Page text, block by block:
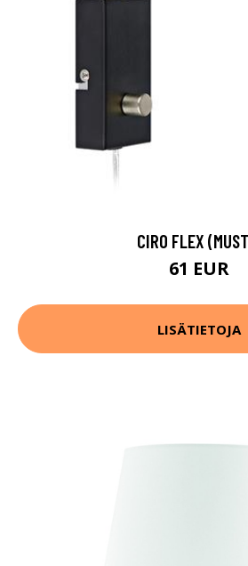
CIRO FLEX
61 EUR
LISÄTIETOJA